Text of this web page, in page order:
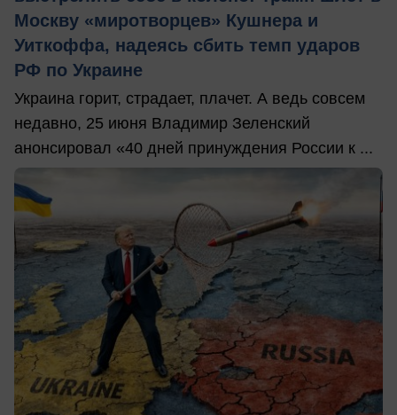
Москву «миротворцев» Кушнера и
Уиткоффа, надеясь сбить темп ударов
РФ по Украине
Украина горит, страдает, плачет. А ведь совсем
недавно, 25 июня Владимир Зеленский
анонсировал «40 дней принуждения России к ...